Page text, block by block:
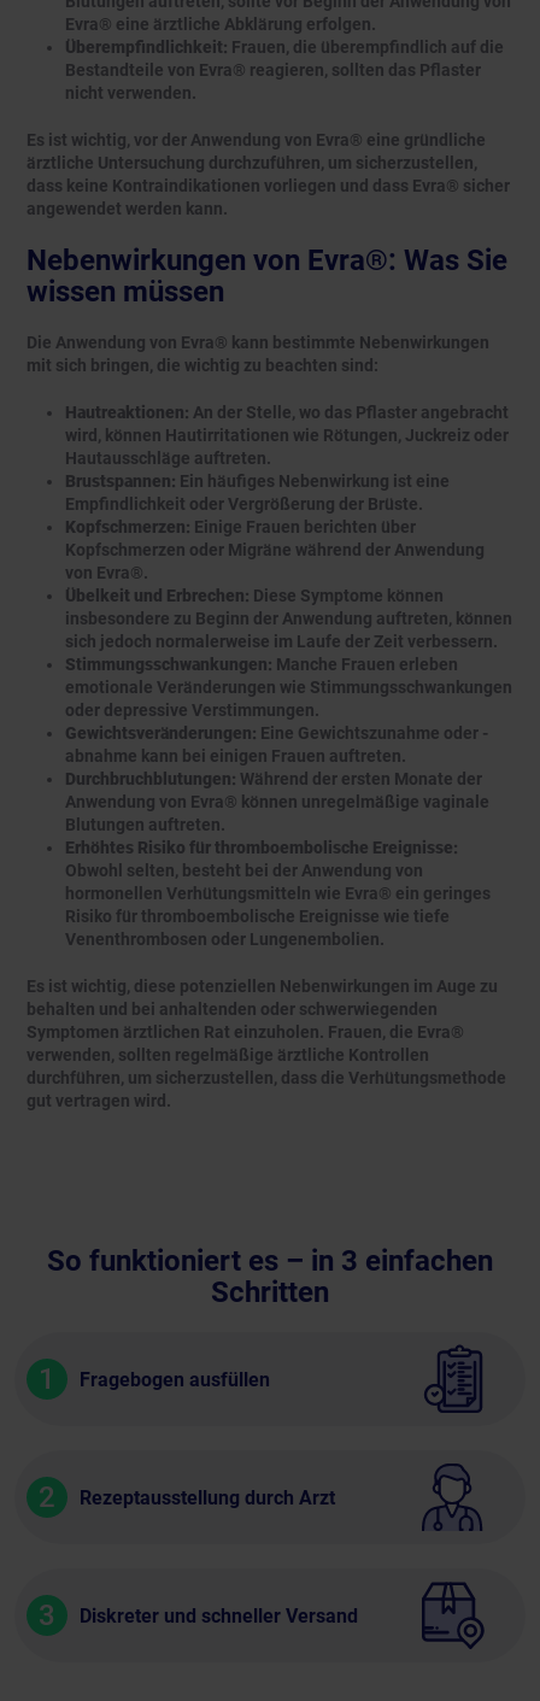
Evra® eine ärztliche Abklärung erfolgen.
Überempfindlichkeit: Frauen, die überempfindlich auf die
Bestandteile von Evra® reagieren, sollten das Pflaster
nicht verwenden.
Es ist wichtig, vor der Anwendung von Evra® eine gründliche
ärztliche Untersuchung durchzuführen, um sicherzustellen,
dass keine Kontraindikationen vorliegen und dass Evra® sicher
angewendet werden kann.
Nebenwirkungen von Evra®: Was Sie
wissen müssen
Die Anwendung von Evra® kann bestimmte Nebenwirkungen
mit sich bringen, die wichtig zu beachten sind:
Hautreaktionen: An der Stelle, wo das Pflaster angebracht
wird, können Hautirritationen wie Rötungen, Juckreiz oder
Hautausschläge auftreten.
Brustspannen: Ein häufiges Nebenwirkung ist eine
Empfindlichkeit oder Vergrößerung der Brüste.
Kopfschmerzen: Einige Frauen berichten über
Kopfschmerzen oder Migräne während der Anwendung
von Evra®.
Übelkeit und Erbrechen: Diese Symptome können
insbesondere zu Beginn der Anwendung auftreten, können
sich jedoch normalerweise im Laufe der Zeit verbessern.
Stimmungsschwankungen: Manche Frauen erleben
emotionale Veränderungen wie Stimmungsschwankungen
oder depressive Verstimmungen.
Gewichtsveränderungen: Eine Gewichtszunahme oder -
abnahme kann bei einigen Frauen auftreten.
Durchbruchblutungen: Während der ersten Monate der
Anwendung von Evra® können unregelmäßige vaginale
Blutungen auftreten.
Erhöhtes Risiko für thromboembolische Ereignisse:
Obwohl selten, besteht bei der Anwendung von
hormonellen Verhütungsmitteln wie Evra® ein geringes
Risiko für thromboembolische Ereignisse wie tiefe
Venenthrombosen oder Lungenembolien.
Es ist wichtig, diese potenziellen Nebenwirkungen im Auge zu
behalten und bei anhaltenden oder schwerwiegenden
Symptomen ärztlichen Rat einzuholen. Frauen, die Evra®
verwenden, sollten regelmäßige ärztliche Kontrollen
durchführen, um sicherzustellen, dass die Verhütungsmethode
gut vertragen wird.
So funktioniert es – in 3 einfachen
Schritten
1 Fragebogen ausfüllen
2 Rezeptausstellung durch Arzt
3 Diskreter und schneller Versand